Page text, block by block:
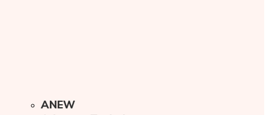
ANEW